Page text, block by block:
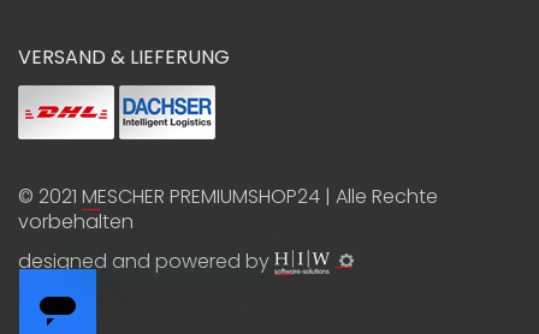
VERSAND & LIEFERUNG
© 2021 MESCHER PREMIUMSHOP24 | Alle Rechte
vorbehalten
designed and powered by